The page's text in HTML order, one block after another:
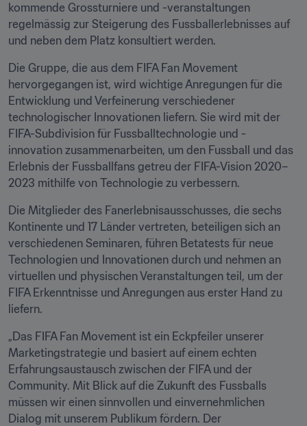
kommende Grossturniere und -veranstaltungen
regelmässig zur Steigerung des Fussballerlebnisses auf
und neben dem Platz konsultiert werden.
Die Gruppe, die aus dem FIFA Fan Movement
hervorgegangen ist, wird wichtige Anregungen für die
Entwicklung und Verfeinerung verschiedener
technologischer Innovationen liefern. Sie wird mit der
FIFA-Subdivision für Fussballtechnologie und -
innovation zusammenarbeiten, um den Fussball und das
Erlebnis der Fussballfans getreu der FIFA-Vision 2020–
2023 mithilfe von Technologie zu verbessern.
Die Mitglieder des Fanerlebnisausschusses, die sechs
Kontinente und 17 Länder vertreten, beteiligen sich an
verschiedenen Seminaren, führen Betatests für neue
Technologien und Innovationen durch und nehmen an
virtuellen und physischen Veranstaltungen teil, um der
FIFA Erkenntnisse und Anregungen aus erster Hand zu
liefern.
„Das FIFA Fan Movement ist ein Eckpfeiler unserer
Marketingstrategie und basiert auf einem echten
Erfahrungsaustausch zwischen der FIFA und der
Community. Mit Blick auf die Zukunft des Fussballs
müssen wir einen sinnvollen und einvernehmlichen
Dialog mit unserem Publikum fördern. Der